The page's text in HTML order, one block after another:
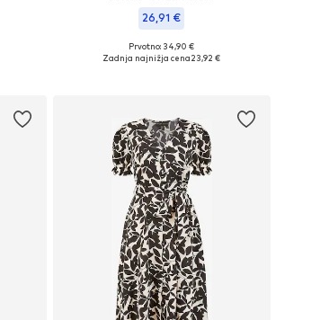
26,91 €
Razpoložljive velikosti: 32, 34, 36, 38, 40
Prvotno: 34,90 €
Zadnja najnižja cena23,92 €